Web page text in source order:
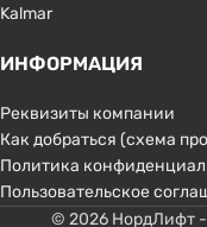
Kalmar
ИНФОРМАЦИЯ
Реквизиты компании
Как добраться (схема
Политика
Пользовательское
© 2026 НордЛифт -